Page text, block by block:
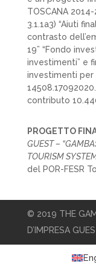
TOSCANA
3.1.1a3) “Aiuti
contrasto
19” “Fondo
investimenti” e
investimenti per
contributo
PROGETTO
GUEST –
TOURISM
del POR-FESR
© 2019 THE
D’IMPRESA